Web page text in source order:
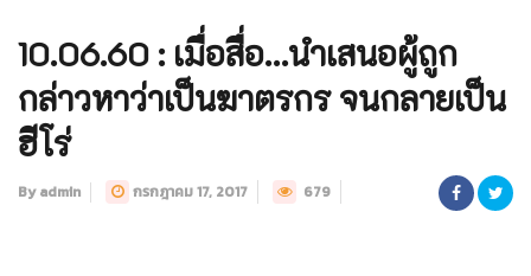
10.06.60 : เมื่อสื่อ…นำเสนอผู้ถูก
กล่าวหาว่าเป็นฆาตรกร จนกลายเป็น
ฮีโร่
By admin กรกฎาคม 17, 2017 679